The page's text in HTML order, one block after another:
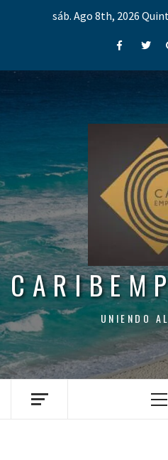
sáb. Ago 8th, 2026
Facebook
UNIENDO